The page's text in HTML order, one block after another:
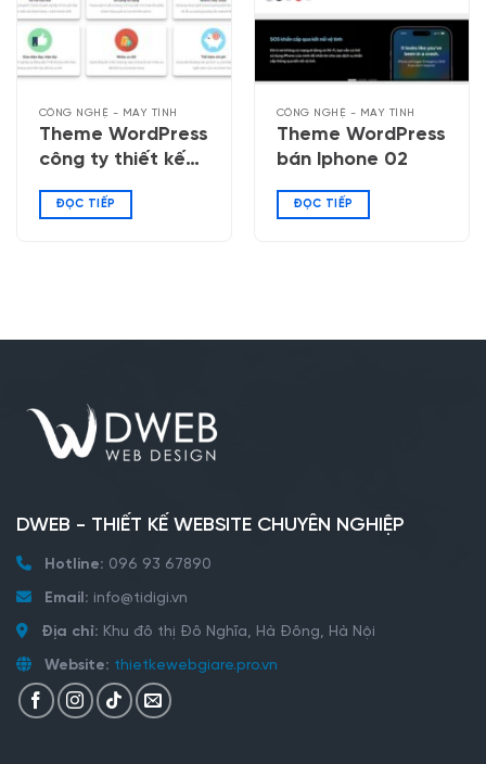
CÔNG NGHỆ - MÁY TÍNH
Theme WordPress
công ty thiết kế
Website 03
ĐỌC TIẾP
CÔNG NGHỆ - MÁY TÍNH
Theme WordPress
bán Iphone 02
ĐỌC TIẾP
DWEB - THIẾT KẾ WEBSITE CHUYÊN NGHIỆP
Hotline: 096 93 67890
Email: info@tidigi.vn
Địa chỉ: Khu đô thị Đô Nghĩa, Hà Đông, Hà Nội
Website: thietkewebgiare.pro.vn